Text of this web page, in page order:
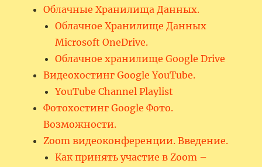
Облачные Хранилища Данных.
Облачное Хранилище Данных
Microsoft OneDrive.
Облачное хранилище Google Drive
Видеохостинг Google YouTube.
YouTube Channel Playlist
Фотохостинг Google Фото.
Возможности.
Zoom видеоконференции. Введение.
Как принять участие в Zoom –